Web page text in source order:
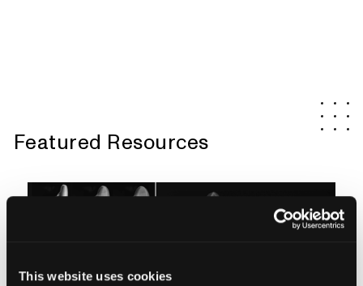
This website uses cookies
Featured Resources